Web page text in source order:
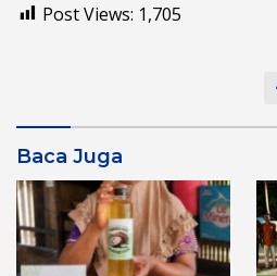
Post Views: 1,705
Baca Juga